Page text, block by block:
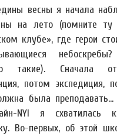
весны я начала
на лето (помните ту
клубе», где герои
такие). Сначала
потом экспедиция,
была преподавать...
NYI я схватилась
Во-первых, об этой